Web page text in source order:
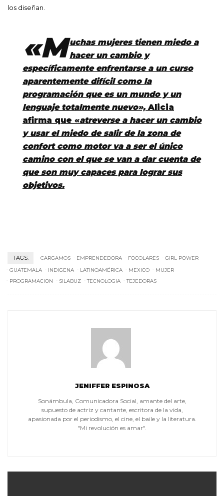
los diseñan.
«M uchas mujeres tienen miedo a
hacer un cambio y
específicamente enfrentarse a un curso
aparentemente difícil como la
programación que es un mundo y un
lenguaje totalmente nuevo», Alicia
afirma que «atreverse a hacer un cambio
y usar el miedo de salir de la zona de
confort como motor va a ser el único
camino con el que se van a dar cuenta de
que son muy capaces para lograr sus
objetivos.
TAGS: CARGAMOS EMPRENDEDORA FOCOLARES
GIRL POWER
GUATEMALA
INDIGENA LATINOAMÉRICA MEXICO
MUJER
PROGRAMACION
SILABUZ TECNOLOGIA TEJEDORAS
JENIFFER ESPINOSA
Sonámbula, Comunicadora Social, amante del arte,
supuesto de actriz y cantante, escritora de la vida,
apasionada por el periodismo, el cine, el baile y la literatura.
"Mi revolución es amar".